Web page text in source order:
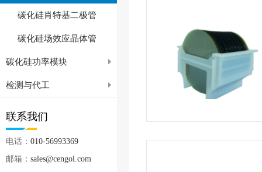
碳化硅肖特基二极管
碳化硅场效应晶体管
碳化硅功率模块
检测与代工
联系我们
电话： 010-56993369
邮箱： sales@cengol.com